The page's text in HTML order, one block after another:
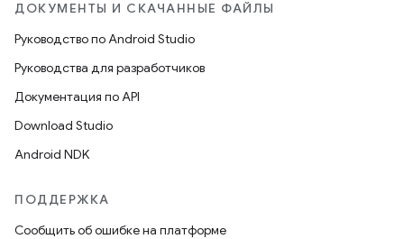
ДОКУМЕНТЫ И СКАЧАННЫЕ ФАЙЛЫ
Руководство по Android Studio
Руководства для разработчиков
Документация по API
Download Studio
Android NDK
ПОДДЕРЖКА
Сообщить об ошибке на платформе